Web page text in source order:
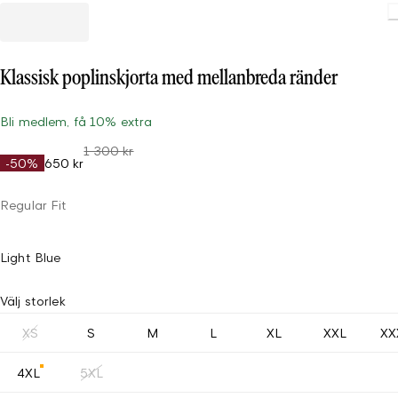
Klassisk poplinskjorta med mellanbreda ränder
Bli medlem, få 10% extra
-50% 650 kr
1 300 kr
Regular Fit
Light Blue
Välj storlek
XS S M L XL XXL
4XL 5XL